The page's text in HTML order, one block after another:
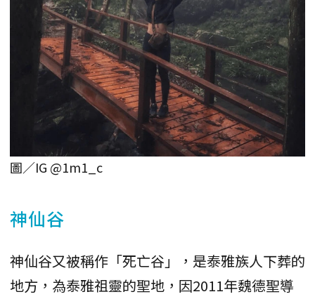
圖／IG @1m1_c
神仙谷
神仙谷又被稱作「死亡谷」，是泰雅族人下葬的
地方，為泰雅祖靈的聖地，因2011年魏德聖導